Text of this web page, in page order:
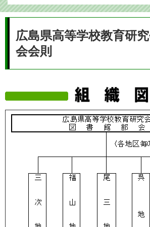
広島県高等学校教育研
会会則